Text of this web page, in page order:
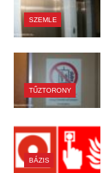
SZEMLE
TŰZTORONY
BÁZIS